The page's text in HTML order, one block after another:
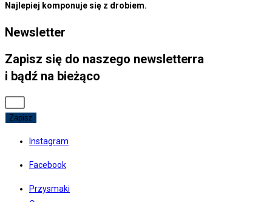
Najlepiej komponuje się z drobiem.
Newsletter
Zapisz się do naszego newsletterra
i bądź na bieżąco
Zapisz
Instagram
Facebook
Przysmaki